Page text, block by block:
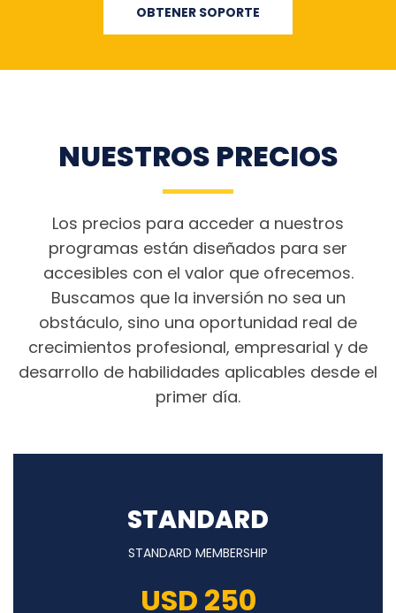
OBTENER SOPORTE
NUESTROS PRECIOS
Los precios para acceder a nuestros
programas están diseñados para ser
accesibles con el valor que ofrecemos.
Buscamos que la inversión no sea un
obstáculo, sino una oportunidad real de
crecimientos profesional, empresarial y de
desarrollo de habilidades aplicables desde el
primer día.
STANDARD
STANDARD MEMBERSHIP
USD 250